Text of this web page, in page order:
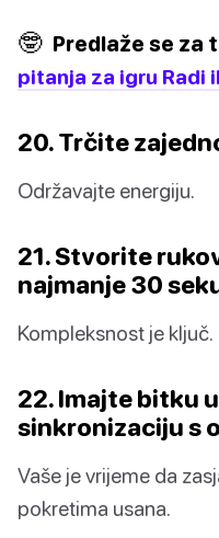
🤓 Predlaže se za
pitanja za igru Radi
20. Trčite
Održavajte energiju.
21. Stvorite
najmanje 30
Kompleksnost je ključ.
22. Imajte bitku
sinkronizaciju s
Vaše je vrijeme da
pokretima usana.